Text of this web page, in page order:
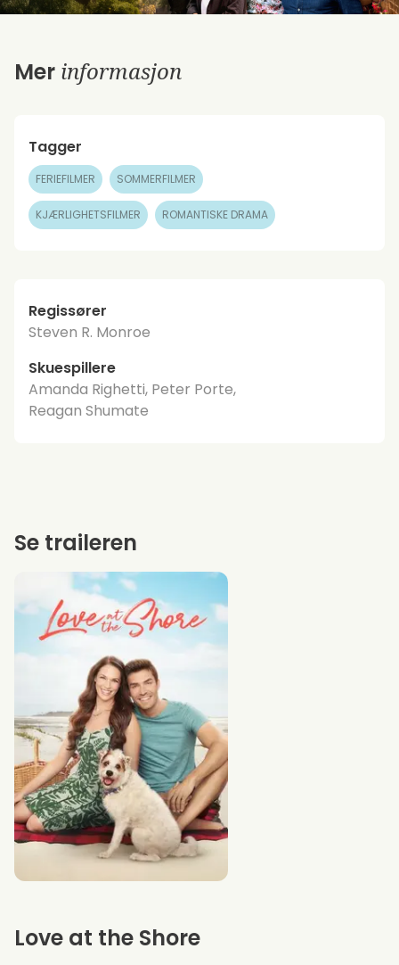
Mer informasjon
Tagger
FERIEFILMER SOMMERFILMER
KJÆRLIGHETSFILMER ROMANTISKE DRAMA
Regissører
Steven R. Monroe
Skuespillere
Amanda Righetti, Peter Porte,
Reagan Shumate
Love at the Shore
Se traileren